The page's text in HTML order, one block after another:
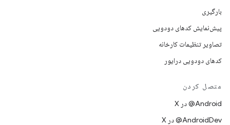
بارگیری
پیش‌نمایش کدهای دودویی
تصاویر تنظیمات کارخانه
کدهای دودویی درایور
متصل کردن
‫‎@Android در X
‫‎@AndroidDev در X